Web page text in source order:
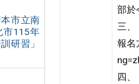
市立南
市115年
研習」
部於
三、
報名
四、